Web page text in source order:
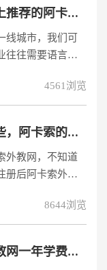
味的英语口语
从小就学习纯正
上海英语培训班大概多少钱？网上推荐的阿卡索外教网收费贵吗？
线城市，我们可
往往需要语言技
在上海没有立足
训班时，总会关
，希望对大家
语培训班所需要
的因
4561浏览
阿卡索外教网官网登录方式有哪些，阿卡索的收费怎么样
外教网，不知道
册后阿卡索外教
8644浏览
阿卡索外教网价格表，阿卡索外教网一年学费要多少?